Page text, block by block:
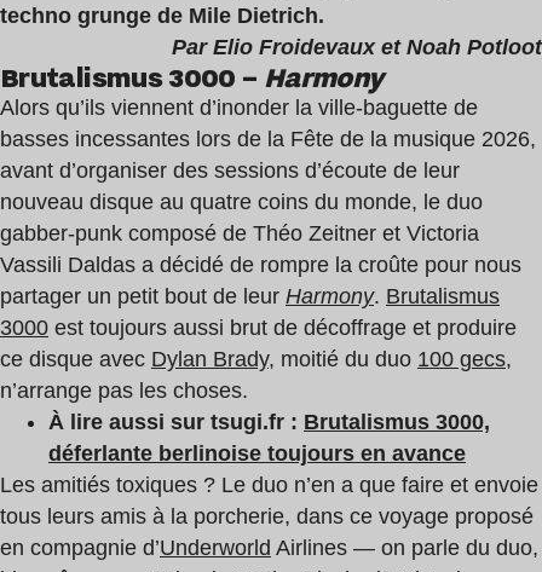
techno grunge de Mile Dietrich.
Par Elio Froidevaux et Noah Potloot
Brutalismus 3000 – Harmony
Alors qu’ils viennent d’inonder la ville-baguette de
basses incessantes lors de la Fête de la musique 2026,
avant d’organiser des sessions d’écoute de leur
nouveau disque au quatre coins du monde, le duo
gabber-punk composé de Théo Zeitner et Victoria
Vassili Daldas a décidé de rompre la croûte pour nous
partager un petit bout de leur Harmony. Brutalismus
3000 est toujours aussi brut de décoffrage et produire
ce disque avec Dylan Brady, moitié du duo 100 gecs,
n’arrange pas les choses.
À lire aussi sur tsugi.fr : Brutalismus 3000,
déferlante berlinoise toujours en avance
Les amitiés toxiques ? Le duo n’en a que faire et envoie
tous leurs amis à la porcherie, dans ce voyage proposé
en compagnie d’Underworld Airlines — on parle du duo,